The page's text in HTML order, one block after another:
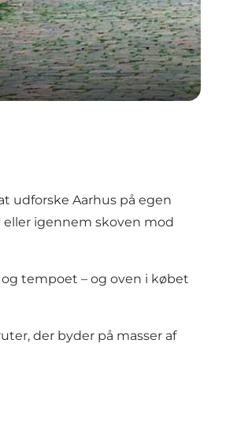
udforske Aarhus på egen
eller igennem skoven mod
tempoet – og oven i købet
, der byder på masser af